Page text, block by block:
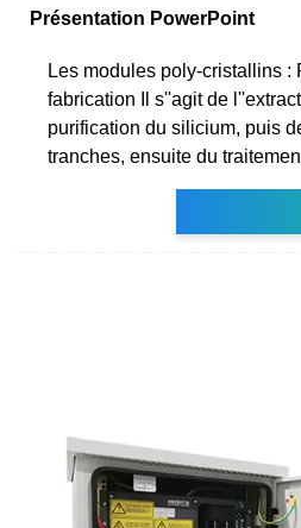
Présentation PowerPoint
Les modules poly-cristallins :
fabrication Il s''agit de
purification du silicium, puis
tranches, ensuite du